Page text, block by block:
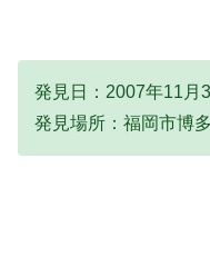
発見日：2007年11月
発見場所：福岡市博